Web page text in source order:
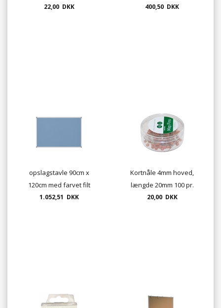
flere farver
22,00 DKK 400,50 DKK
opslagstavle 90cm x
120cm med farvet filt
28064442 Skaffevarer,
1.052,51 DKK
Kortnåle 4mm hoved,
længde 20mm 100 pr.
pakke - flere farver
20,00 DKK